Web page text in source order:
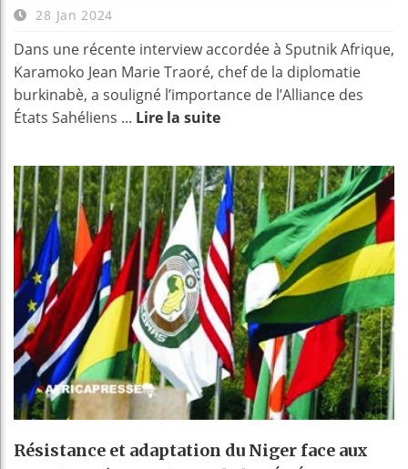
28 Jan 2024
Dans une récente interview accordée à Sputnik Afrique,
Karamoko Jean Marie Traoré, chef de la diplomatie
burkinabè, a souligné l’importance de l’Alliance des
États Sahéliens ... Lire la suite
Résistance et adaptation du Niger face aux